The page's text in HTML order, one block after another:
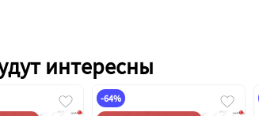
интересны
-64%